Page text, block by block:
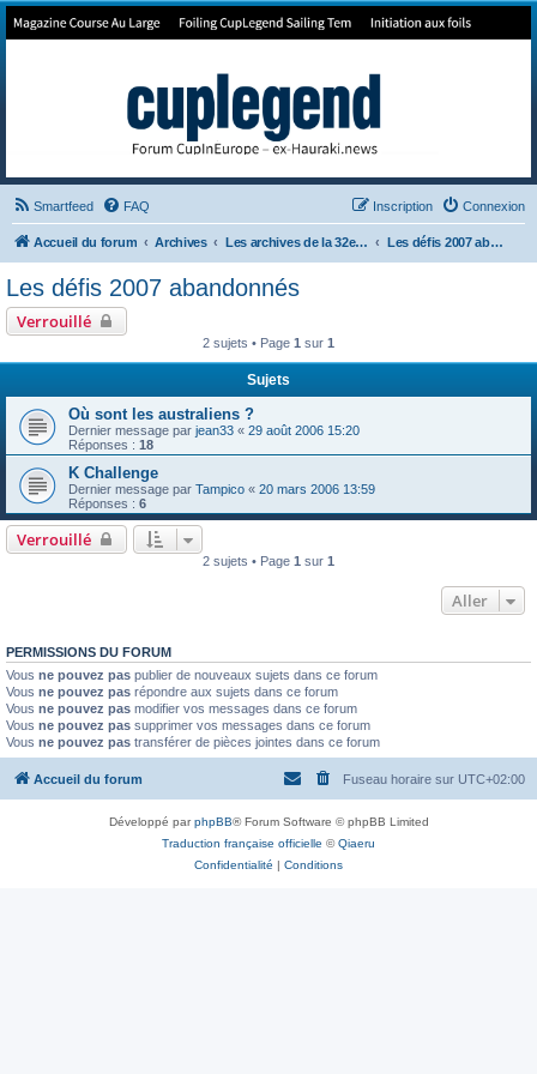
Forum de Cup In Europe
Smartfeed FAQ Connexion
Inscription
Accueil du forum Archives Les archives de la 32e America's Cup Les défis 2007 abandonnés
Les défis 2007 abandonnés
Verrouillé
2 sujets • Page 1 sur 1
Sujets
Où sont les australiens ?
Dernier message par jean33 « 29 août 2006 15:20
Réponses : 18
K Challenge
Dernier message par Tampico « 20 mars 2006 13:59
Réponses : 6
Verrouillé
2 sujets • Page 1 sur 1
Aller
PERMISSIONS DU FORUM
Vous ne pouvez pas publier de nouveaux sujets dans ce forum
Vous ne pouvez pas répondre aux sujets dans ce forum
Vous ne pouvez pas modifier vos messages dans ce forum
Vous ne pouvez pas supprimer vos messages dans ce forum
Vous ne pouvez pas transférer de pièces jointes dans ce forum
Accueil du forum Fuseau horaire sur UTC+02:00
Développé parphpBB® Forum Software © phpBB Limited
Traduction française officielle ©Qiaeru
Confidentialité | Conditions